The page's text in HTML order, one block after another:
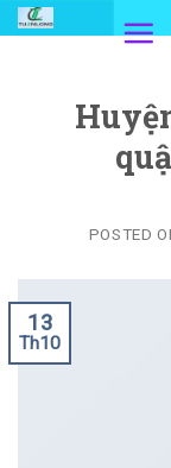
Skip
POSTED
13
Th10